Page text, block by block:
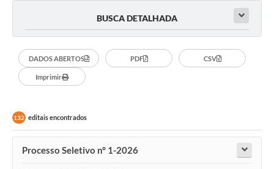
Cadastros Culturais
Lei Paulo Gustavo
Aldir Blanc (PNAB)
e-SIC
Carta de Serviços
BUSCA DETALHADA
DADOS ABERTOS PDF CSV
Imprimir
132 editais encontrados
Processo Seletivo n° 1-2026